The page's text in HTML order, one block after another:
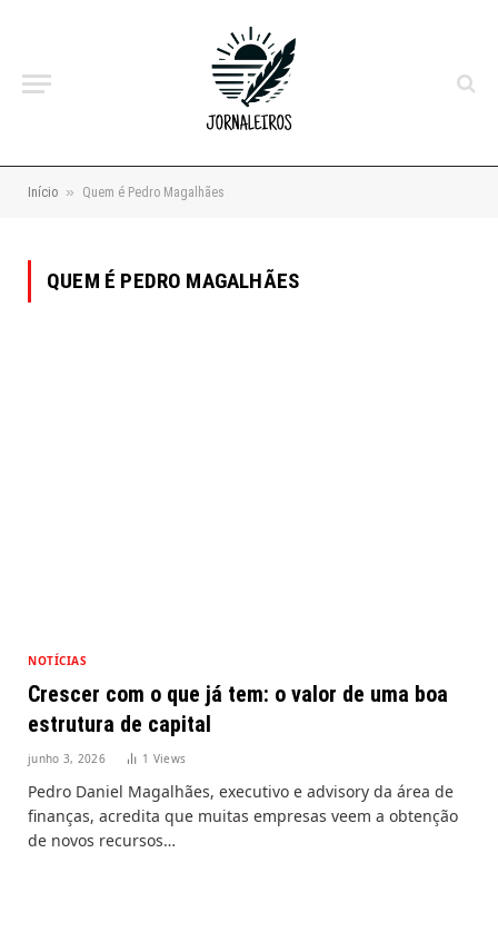
Início » Quem é Pedro Magalhães
QUEM É PEDRO MAGALHÃES
NOTÍCIAS
Crescer com o que já tem: o valor de uma boa
estrutura de capital
junho 3, 2026 1 Views
Pedro Daniel Magalhães, executivo e advisory da área de
finanças, acredita que muitas empresas veem a obtenção
de novos recursos…